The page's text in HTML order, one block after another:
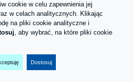
cookie w celu zapewnienia jej
w celach analitycznych. Klikając
na pliki cookie analityczne i
, aby wybrać, na które pliki cookie
Dostosuj